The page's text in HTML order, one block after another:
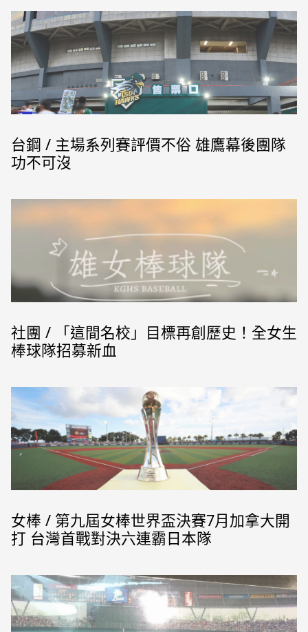
台鋼 / 主場系列賽評價不俗 雄鷹幕後團隊
功不可沒
社團 / 「這間名校」目標再創歷史！全女生
棒球隊招募新血
女棒 / 第九屆女棒世界盃決賽7月加拿大開
打 台灣首戰對決六連霸日本隊